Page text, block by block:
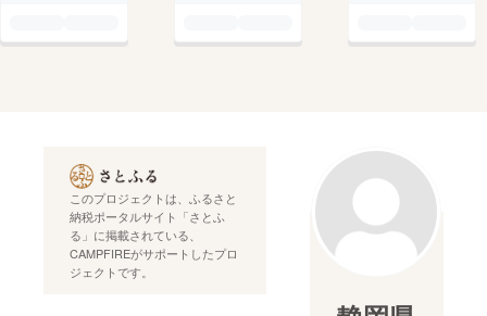
このプロジェクトは、ふるさと
納税ポータルサイト「さとふ
る」に掲載されている、
CAMPFIREがサポートしたプロ
ジェクトです。